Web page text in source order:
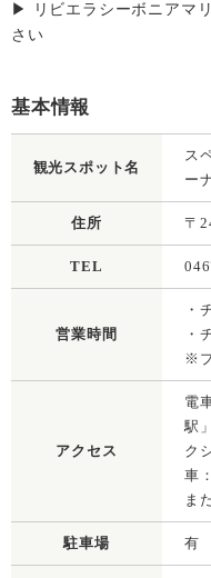
▶ リビエラシーボニアマ
さい
基本情報
観光スポット名
ス
ー
住所 〒
TEL
営業時間
・
・
※
アクセス
電
駅
ク
車
ま
駐車場 有